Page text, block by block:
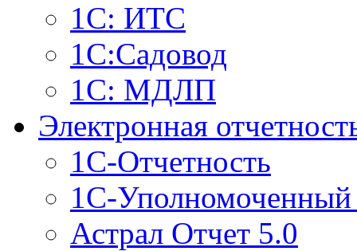
1С: ИТС
1С:Садовод
1С: МДЛП
Электронная
1С-Отчетность
1С-Уполномоченный
Астрал Отчет 5.0